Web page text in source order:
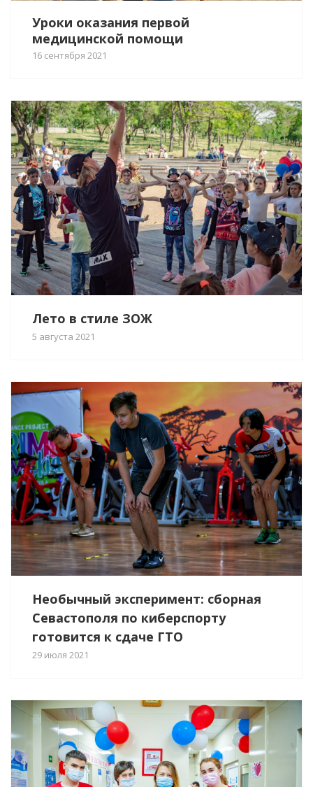
Уроки оказания первой
медицинской помощи
16 сентября 2021
Лето в стиле ЗОЖ
5 августа 2021
Необычный эксперимент: сборная
Севастополя по киберспорту
готовится к сдаче ГТО
29 июля 2021